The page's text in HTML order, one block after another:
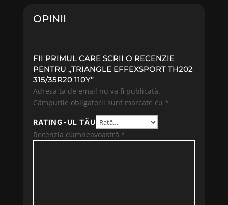
OPINII
FII PRIMUL CARE SCRII O RECENZIE
PENTRU „TRIANGLE EFFEXSPORT TH202
315/35R20 110Y”
Adresa ta de email nu va fi publicată.
Câmpurile obligatorii sunt marcate cu *
RATING-UL TĂU
Recenzia dumneavoastră *